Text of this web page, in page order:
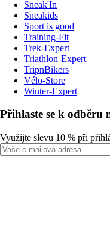
Sneak'In
Sneakids
Sport is good
Training-Fit
Trek-Expert
Triathlon-Expert
TripnBikers
Vélo-Store
Winter-Expert
Přihlaste se k odběru
Využijte slevu 10 % při